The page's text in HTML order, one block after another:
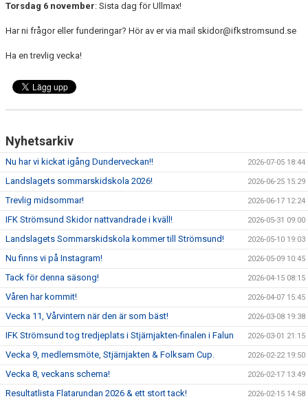
Torsdag 6 november: Sista dag för Ullmax!
Har ni frågor eller funderingar? Hör av er via mail skidor@ifkstromsund.se
Ha en trevlig vecka!
Nyhetsarkiv
Nu har vi kickat igång Dunderveckan!! 2026-07-05 18:44
Landslagets sommarskidskola 2026! 2026-06-25 15:29
Trevlig midsommar! 2026-06-17 12:24
IFK Strömsund Skidor nattvandrade i kväll! 2026-05-31 09:00
Landslagets Sommarskidskola kommer till Strömsund! 2026-05-10 19:03
Nu finns vi på Instagram! 2026-05-09 10:45
Tack för denna säsong! 2026-04-15 08:15
Våren har kommit! 2026-04-07 15:45
Vecka 11, Vårvintern när den är som bäst! 2026-03-08 19:38
IFK Strömsund tog tredjeplats i Stjärnjakten-finalen i Falun 2026-03-01 21:15
Vecka 9, medlemsmöte, Stjärnjakten & Folksam Cup. 2026-02-22 19:50
Vecka 8, veckans schema! 2026-02-17 13:49
Resultatlista Flatarundan 2026 & ett stort tack! 2026-02-15 14:58